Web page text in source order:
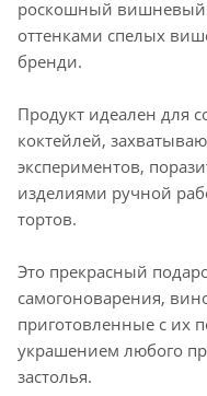
роскошный вишневый
оттенками спелых
бренди.
Продукт идеален для
коктейлей,
экспериментов,
изделиями ручной
тортов.
Это прекрасный
самогоноварения,
приготовленные с их
украшением любого
застолья.